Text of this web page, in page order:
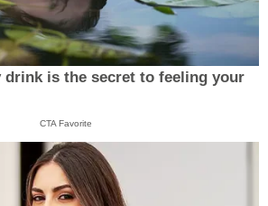
is the secret to feeling your
CTA Favorite